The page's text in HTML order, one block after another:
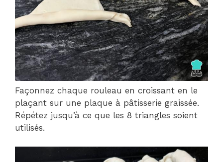
Façonnez chaque rouleau en croissant en le
plaçant sur une plaque à pâtisserie graissée.
Répétez jusqu’à ce que les 8 triangles soient
utilisés.